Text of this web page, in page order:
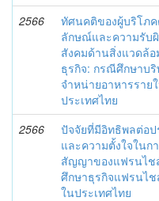
2566
ทัศนคติของผู้บริโภ
ลักษณ์และความรับ
สังคมด้านสิ่งแวดล้อ
ธุรกิจ: กรณีศึกษาบ
จำหน่ายอาหารราย
ประเทศไทย
2566
ปัจจัยที่มีอิทธิพลต่อ
และความตั้งใจในก
สัญญาของแฟรนไช
ศึกษาธุรกิจแฟรนไ
ในประเทศไทย